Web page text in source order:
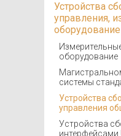
Устройства
управления,
оборудование
оборудование
системы
Устройства
управления
Устройства
интерфейсами